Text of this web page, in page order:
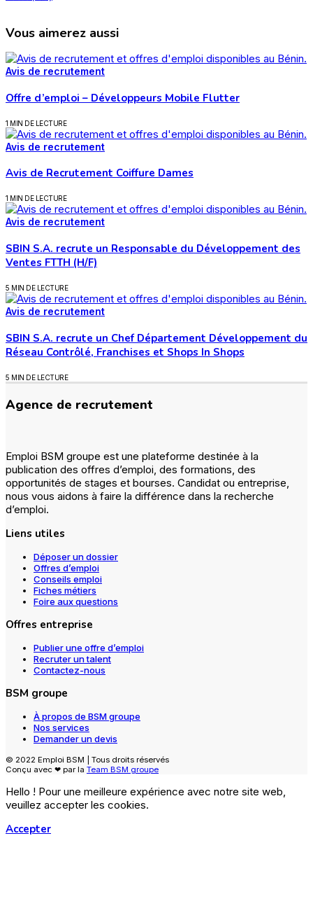
Vous aimerez aussi
Avis de recrutement
Offre d’emploi – Développeurs Mobile Flutter
1 MIN DE LECTURE
Avis de recrutement
Avis de Recrutement Coiffure Dames
1 MIN DE LECTURE
Avis de recrutement
SBIN S.A. recrute un Responsable du Développement des
Ventes FTTH (H/F)
5 MIN DE LECTURE
Avis de recrutement
SBIN S.A. recrute un Chef Département Développement du
Réseau Contrôlé, Franchises et Shops In Shops
5 MIN DE LECTURE
Agence de recrutement
Emploi BSM groupe est une plateforme destinée à la
publication des offres d’emploi, des formations, des
opportunités de stages et bourses. Candidat ou entreprise,
nous vous aidons à faire la différence dans la recherche
d’emploi.
Liens utiles
Déposer un dossier
Offres d’emploi
Conseils emploi
Fiches métiers
Foire aux questions
Offres entreprise
Publier une offre d’emploi
Recruter un talent
Contactez-nous
BSM groupe
À propos de BSM groupe
Nos services
Demander un devis
© 2022 Emploi BSM | Tous droits réservés
Conçu avec ❤ par la Team BSM groupe
Hello ! Pour une meilleure expérience avec notre site web,
veuillez accepter les cookies.
Accepter